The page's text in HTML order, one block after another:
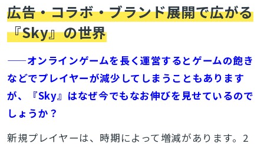
広告・コラボ・ブランド展開で広がる
『Sky』の世界
——オンラインゲームを長く運営するとゲームの飽き
などでプレイヤーが減少してしまうこともあります
が、『Sky』はなぜ今でもなお伸びを見せているので
しょうか？
新規プレイヤーは、時期によって増減があります。2